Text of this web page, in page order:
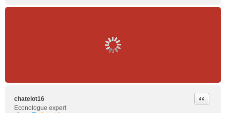
chatelot16
Econologue expert
Citer